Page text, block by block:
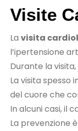
Visite
La visita
l’ipertensione
Durante la visita,
La visita spesso
del cuore che
In alcuni casi, il
La prevenzione